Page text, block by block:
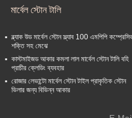
মার্বেল স্টোন টালি
ব্ল্যাক উড মার্বেল স্টোন স্ল্যাব 100 এমপিপি
শক্তি সহ মেঝে
কাস্টমাইজড আকার কমলা লাল মার্বেল স্টোন টালি বহি
প্রাচীর ক্লেডিং ব্যবহার
রোজার লেভান্টো মার্বেল স্টোন টাইল প্রাকৃতিক স্টোন
ভিলার জন্য বিভিন্ন আকার